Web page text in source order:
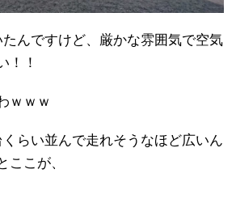
んですけど、厳かな雰囲気で空気
！！
ｗｗｗ
らい並んで走れそうなほど広いん
ここが、